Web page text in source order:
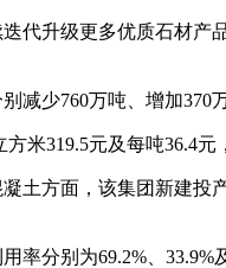
升级更多优质石材产
760万吨、增加370万
元及每吨36.4元
方面，该集团新建投
别为69.2%、33.9%及